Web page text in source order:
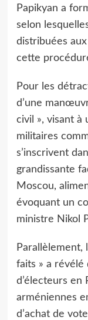
Papikyan a
selon
distribuées
cette
Pour les
d’une
civil », visant à
militaires
s’inscrivent
grandissante
Moscou,
évoquant un
ministre Nikol
Parallèlement,
faits » a
d’électeurs en
arméniennes
d’achat de